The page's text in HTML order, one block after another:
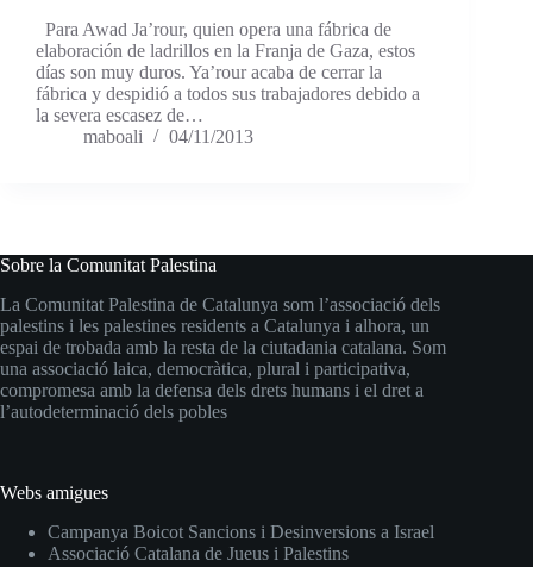
Para Awad Ja’rour, quien opera una fábrica de
elaboración de ladrillos en la Franja de Gaza, estos
días son muy duros. Ya’rour acaba de cerrar la
fábrica y despidió a todos sus trabajadores debido a
la severa escasez de…
maboali
04/11/2013
Sobre la Comunitat Palestina
La Comunitat Palestina de Catalunya som l’associació dels
palestins i les palestines residents a Catalunya i alhora, un
espai de trobada amb la resta de la ciutadania catalana. Som
una associació laica, democràtica, plural i participativa,
compromesa amb la defensa dels drets humans i el dret a
l’autodeterminació dels pobles
Webs amigues
Campanya Boicot Sancions i Desinversions a Israel
Associació Catalana de Jueus i Palestins